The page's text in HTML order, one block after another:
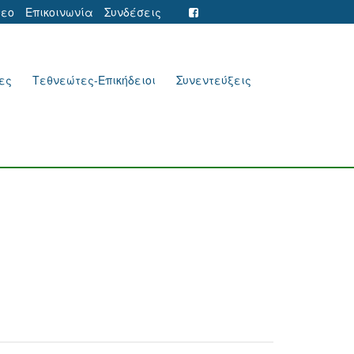
Επικοινωνία Συνδέσεις
Τεθνεώτες-Επικήδειοι Συνεντεύξεις